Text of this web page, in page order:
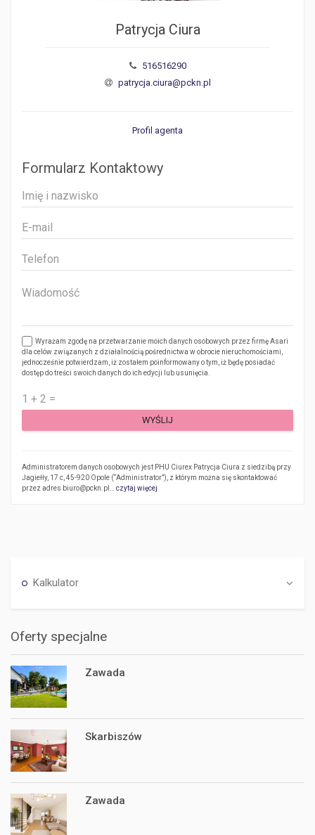
Patrycja Ciura
516516290
patrycja.ciura@pckn.pl
Profil agenta
Formularz Kontaktowy
Wyrażam zgodę na przetwarzanie moich danych osobowych przez firmę Asari
dla celów związanych z działalnością pośrednictwa w obrocie nieruchomościami,
jednocześnie potwierdzam, iż zostałem poinformowany o tym, iż będę posiadać
dostęp do treści swoich danych do ich edycji lub usunięcia.
Administratorem danych osobowych jest PHU Ciurex Patrycja Ciura z siedzibą przy
Jagiełły, 17 c, 45-920 Opole (“Administrator”), z którym można się skontaktować
przez adres biuro@pckn.pl… czytaj więcej
Kalkulator
Oferty specjalne
Zawada
Skarbiszów
Zawada